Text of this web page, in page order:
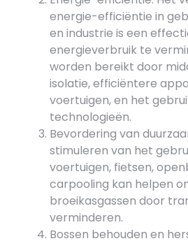
energie-efficiëntie in
en industrie is een
energieverbruik te
worden bereikt door
isolatie, efficiëntere
voertuigen, en het
technologieën.
Bevordering van
stimuleren van het
voertuigen, fietsen,
carpooling kan helpen
broeikasgassen door
verminderen.
Bossen behouden en